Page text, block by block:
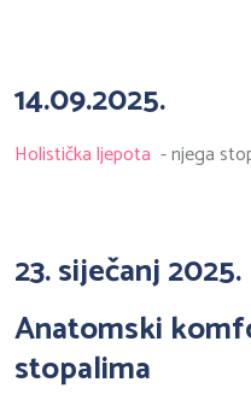
14.09.2025.
Holistička ljepota - njega
23. siječanj 2025.
Anatomski
stopalima